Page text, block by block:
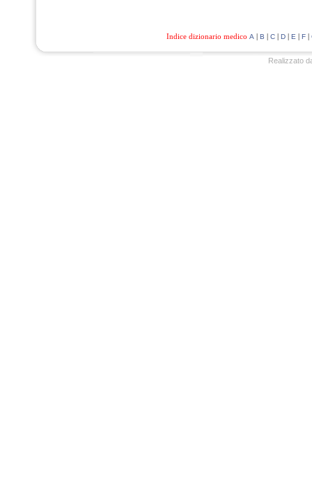
Indice dizionario medico A | B | C| D| E | F|
Realizzato